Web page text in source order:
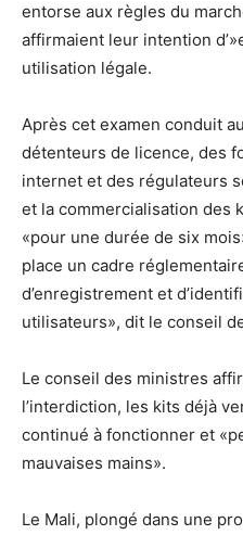
entorse aux règles du
affirmaient leur intention
utilisation légale.
Après cet examen conduit
détenteurs de licence, des
internet et des régulateurs
et la commercialisation des
«pour une durée de six
place un cadre
d’enregistrement et
utilisateurs», dit le conseil
Le conseil des ministres
l’interdiction, les kits déjà
continué à fonctionner et
mauvaises mains».
Le Mali, plongé dans une